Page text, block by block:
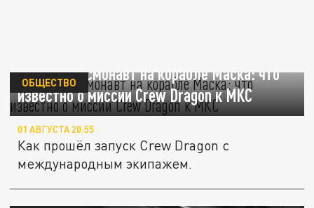
Русский космонавт на корабле Маска: что
известно о миссии Crew Dragon к МКС
ОБЩЕСТВО
01 АВГУСТА 20:55
Как прошёл запуск Crew Dragon с
международным экипажем.